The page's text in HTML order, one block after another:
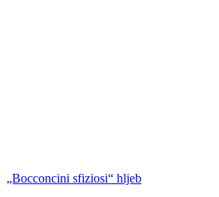
„Bocconcini sfiziosi“ hljeb